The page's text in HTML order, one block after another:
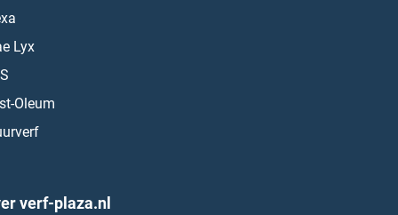
Lyx
Oleum
verf-plaza.nl